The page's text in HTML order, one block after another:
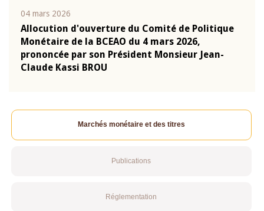
04 mars 2026
Allocution d'ouverture du Comité de Politique
Monétaire de la BCEAO du 4 mars 2026,
prononcée par son Président Monsieur Jean-
Claude Kassi BROU
Marchés monétaire et des titres
Publications
Réglementation